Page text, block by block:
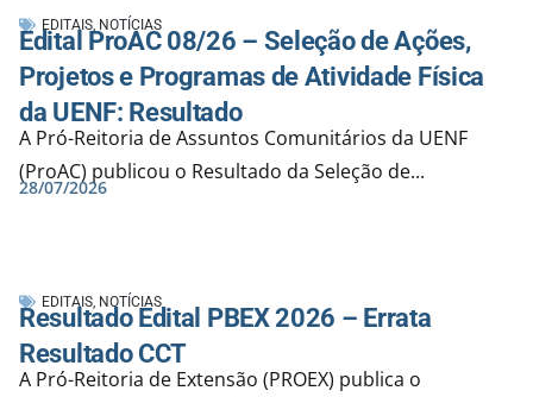
EDITAIS, NOTÍCIAS
Edital ProAC 08/26 – Seleção de Ações,
Projetos e Programas de Atividade Física
da UENF: Resultado
A Pró-Reitoria de Assuntos Comunitários da UENF
(ProAC) publicou o Resultado da Seleção de...
28/07/2026
EDITAIS, NOTÍCIAS
Resultado Edital PBEX 2026 – Errata
Resultado CCT
A Pró-Reitoria de Extensão (PROEX) publica o